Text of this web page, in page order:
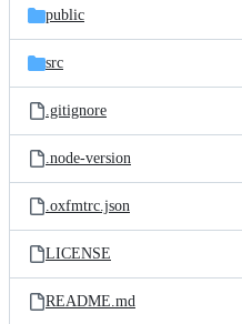
public
src
.gitignore
.node-version
.oxfmtrc.json
LICENSE
README.md